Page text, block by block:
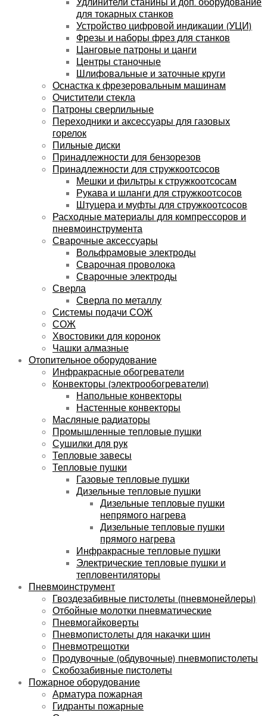
для токарных станков
Устройство цифровой индикации (УЦИ)
Фрезы и наборы фрез для станков
Цанговые патроны и цанги
Центры станочные
Шлифовальные и заточные круги
Оснастка к фрезеровальным машинам
Очистители стекла
Патроны сверлильные
Переходники и аксессуары для газовых
горелок
Пильные диски
Принадлежности для бензорезов
Принадлежности для стружкоотсосов
Мешки и фильтры к стружкоотсосам
Рукава и шланги для стружкоотсосов
Штуцера и муфты для стружкоотсосов
Расходные материалы для компрессоров и
пневмоинструмента
Сварочные аксессуары
Вольфрамовые электроды
Сварочная проволока
Сварочные электроды
Сверла
Сверла по металлу
Системы подачи СОЖ
СОЖ
Хвостовики для коронок
Чашки алмазные
Отопительное оборудование
Инфракрасные обогреватели
Конвекторы (электрообогреватели)
Напольные конвекторы
Настенные конвекторы
Масляные радиаторы
Промышленные тепловые пушки
Сушилки для рук
Тепловые завесы
Тепловые пушки
Газовые тепловые пушки
Дизельные тепловые пушки
Дизельные тепловые пушки
непрямого нагрева
Дизельные тепловые пушки
прямого нагрева
Инфракрасные тепловые пушки
Электрические тепловые пушки и
тепловентиляторы
Пневмоинструмент
Гвоздезабивные пистолеты (пневмонейлеры)
Отбойные молотки пневматические
Пневмогайковерты
Пневмопистолеты для накачки шин
Пневмотрещотки
Продувочные (обдувочные) пневмопистолеты
Скобозабивные пистолеты
Пожарное оборудование
Арматура пожарная
Гидранты пожарные